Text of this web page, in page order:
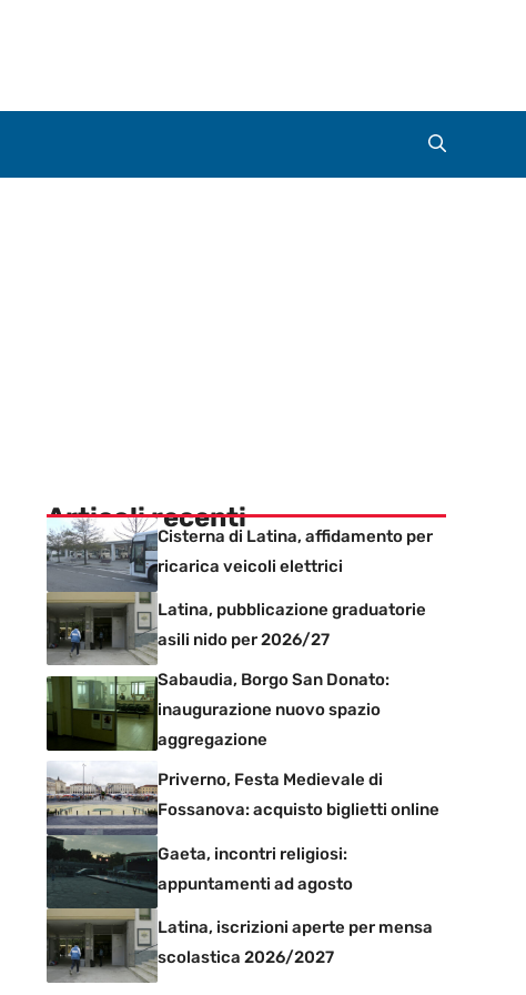
Articoli recenti
Cisterna di Latina, affidamento per
ricarica veicoli elettrici
Latina, pubblicazione graduatorie
asili nido per 2026/27
Sabaudia, Borgo San Donato:
inaugurazione nuovo spazio
aggregazione
Priverno, Festa Medievale di
Fossanova: acquisto biglietti online
Gaeta, incontri religiosi:
appuntamenti ad agosto
Latina, iscrizioni aperte per mensa
scolastica 2026/2027